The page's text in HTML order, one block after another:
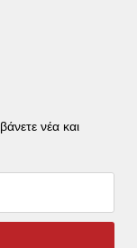
νέα και